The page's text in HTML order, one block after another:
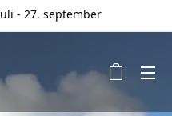
- 27. september